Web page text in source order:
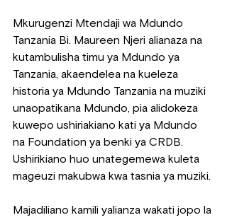
Mkurugenzi Mtendaji wa Mdundo
Tanzania Bi. Maureen Njeri alianaza na
kutambulisha timu ya Mdundo ya
Tanzania, akaendelea na kueleza
historia ya Mdundo Tanzania na muziki
unaopatikana Mdundo, pia alidokeza
kuwepo ushiriakiano kati ya Mdundo
na Foundation ya benki ya CRDB.
Ushirikiano huo unategemewa kuleta
mageuzi makubwa kwa tasnia ya muziki.
Majadiliano kamili yalianza wakati jopo la